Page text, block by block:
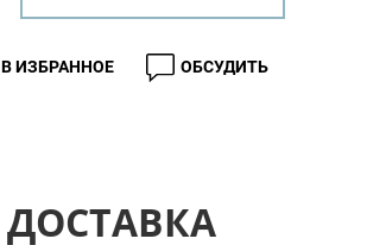
В ИЗБРАННОЕ ОБСУДИТЬ
ДОСТАВКА